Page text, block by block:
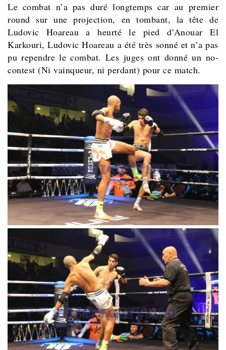
Le combat n’a pas duré longtemps car au premier
round sur une projection, en tombant, la tête de
Ludovic Hoareau a heurté le pied d’Anouar El
Karkouri, Ludovic Hoareau a été très sonné et n’a pas
pu rependre le combat. Les juges ont donné un no-
contest (Ni vainqueur, ni perdant) pour ce match.